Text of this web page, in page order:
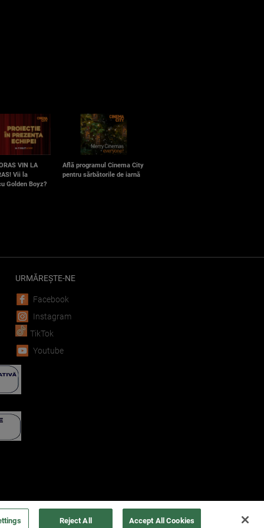
VIN LA
Vii la
Golden Boyz?
Află programul Cinema City
pentru sărbătorile de iarnă
URMĂREȘTE-NE
Facebook
Instagram
TikTok
Youtube
Reject All Accept All Cookies